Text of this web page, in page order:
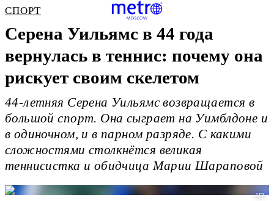
СПОРТ
Серена Уильямс в 44 года
вернулась в теннис: почему она
рискует своим скелетом
44-летняя Серена Уильямс возвращается в
большой спорт. Она сыграет на Уимблдоне и
в одиночном, и в парном разряде. С какими
сложностями столкнётся великая
теннисистка и обидчица Марии Шараповой
AFP